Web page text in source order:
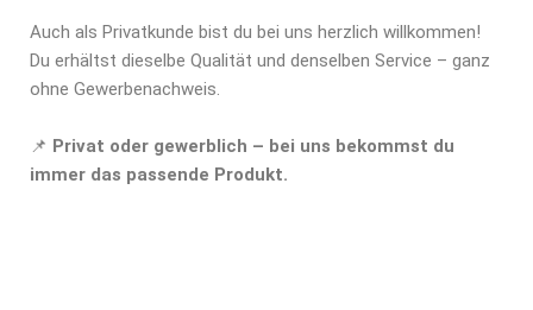
Auch als Privatkunde bist du bei uns herzlich willkommen!
Du erhältst dieselbe Qualität und denselben Service – ganz
ohne Gewerbenachweis.
📌 Privat oder gewerblich – bei uns bekommst du
immer das passende Produkt.